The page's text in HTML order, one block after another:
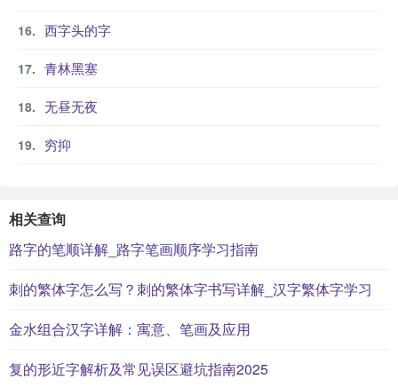
西字头的字
青林黑塞
无昼无夜
穷抑
相关查询
路字的笔顺详解_路字笔画顺序学习指南
刺的繁体字怎么写？刺的繁体字书写详解_汉字繁体字学习
金水组合汉字详解：寓意、笔画及应用
复的形近字解析及常见误区避坑指南2025